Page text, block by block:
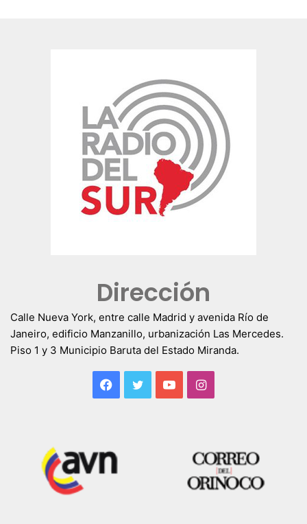
Dirección
Calle Nueva York, entre calle Madrid y avenida Río de
Janeiro, edificio Manzanillo, urbanización Las Mercedes.
Piso 1 y 3 Municipio Baruta del Estado Miranda.
Facebook
TwitterYouTubeInstagram